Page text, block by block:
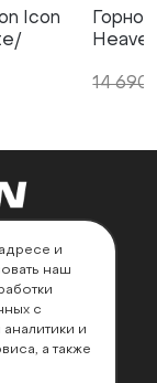
Icon
14 690
и
наш
с
и
а также